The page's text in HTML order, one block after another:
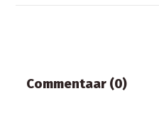
Commentaar (0)